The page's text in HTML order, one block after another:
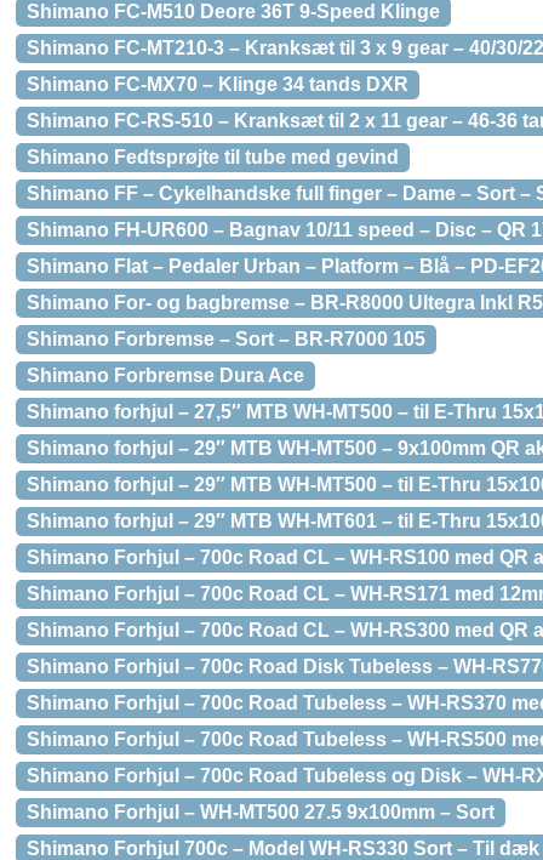
Shimano FC-M510 Deore 36T 9-Speed Klinge
Shimano FC-MT210-3 – Kranksæt til 3 x 9 gear – 40/30/
Shimano FC-MX70 – Klinge 34 tands DXR
Shimano FC-RS-510 – Kranksæt til 2 x 11 gear – 46-36
Shimano Fedtsprøjte til tube med gevind
Shimano FF – Cykelhandske full finger – Dame – Sort –
Shimano FH-UR600 – Bagnav 10/11 speed – Disc – QR
Shimano Flat – Pedaler Urban – Platform – Blå – PD-
Shimano For- og bagbremse – BR-R8000 Ultegra Inkl
Shimano Forbremse – Sort – BR-R7000 105
Shimano Forbremse Dura Ace
Shimano forhjul – 27,5″ MTB WH-MT500 – til E-Thru
Shimano forhjul – 29″ MTB WH-MT500 – 9x100mm QR
Shimano forhjul – 29″ MTB WH-MT500 – til E-Thru
Shimano forhjul – 29″ MTB WH-MT601 – til E-Thru
Shimano Forhjul – 700c Road CL – WH-RS100 med QR
Shimano Forhjul – 700c Road CL – WH-RS171 med
Shimano Forhjul – 700c Road CL – WH-RS300 med QR
Shimano Forhjul – 700c Road Disk Tubeless – WH-
Shimano Forhjul – 700c Road Tubeless – WH-RS370
Shimano Forhjul – 700c Road Tubeless – WH-RS500
Shimano Forhjul – 700c Road Tubeless og Disk – WH-
Shimano Forhjul – WH-MT500 27.5 9x100mm – Sort
Shimano Forhjul 700c – Model WH-RS330 Sort – Til